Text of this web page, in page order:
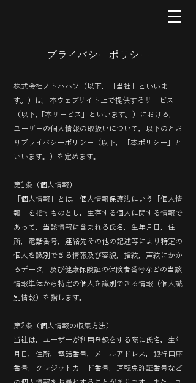
​プライバシーポリシー
株式会社ノトハハソ（以下，「当社」といいま
す。）は，本ウェブサイト上で提供するサービス
（以下,「本サービス」といいます。）における，
ユーザーの個人情報の取扱いについて，以下のとお
りプライバシーポリシー（以下，「本ポリシー」と
いいます。）を定めます。
第1条（個人情報）
「個人情報」とは，個人情報保護法にいう「個人情
報」を指すものとし，生存する個人に関する情報で
あって，当該情報に含まれる氏名，生年月日，住
所，電話番号，連絡先その他の記述等により特定の
個人を識別できる情報及び容貌，指紋，声紋にかか
るデータ，及び健康保険証の保険者番号などの当該
情報単体から特定の個人を識別できる情報（個人識
別情報）を指します。
第2条（個人情報の収集方法）
当社は，ユーザーが利用登録をする際に氏名，生年
月日，住所，電話番号，メールアドレス，銀行口座
番号，クレジットカード番号，運転免許証番号など